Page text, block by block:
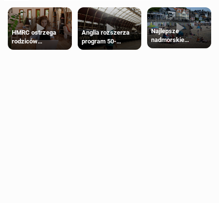
HMRC ostrzega
rodziców
pobierających Child
Anglia rozszerza
program 50-
procentowych
Najlepsze
nadmorskie
miasteczko blisko